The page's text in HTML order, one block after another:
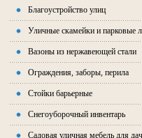
Благоустройство улиц
Уличные скамейки и парковые
Вазоны из нержавеющей стали
Ограждения, заборы, перила
Стойки барьерные
Снегоуборочный инвентарь
Садовая уличная мебель для